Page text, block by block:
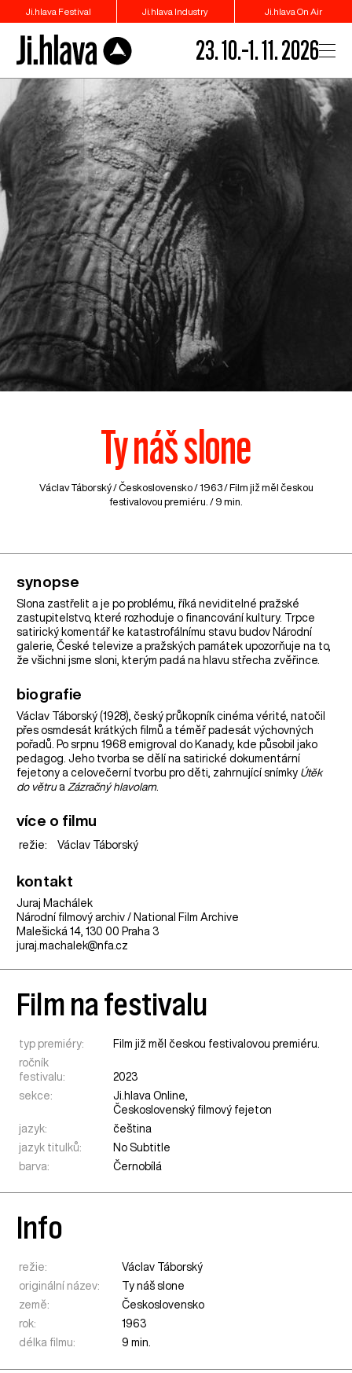
Ji.hlava Festival Ji.hlava Industry Ji.hlava On Air
23. 10.–1. 11. 2026
Ty náš slone
Václav Táborský /Československo/ 1963 / Film již měl českou
festivalovou premiéru. / 9 min.
synopse
Slona zastřelit a je po problému, říká neviditelné pražské
zastupitelstvo, které rozhoduje o financování kultury. Trpce
satirický komentář ke katastrofálnímu stavu budov Národní
galerie, České televize a pražských památek upozorňuje na to,
že všichni jsme sloni, kterým padá na hlavu střecha zvěřince.
biografie
Václav Táborský (1928), český průkopník cinéma vérité, natočil
přes osmdesát krátkých filmů a téměř padesát výchovných
pořadů. Po srpnu 1968 emigroval do Kanady, kde působil jako
pedagog. Jeho tvorba se dělí na satirické dokumentární
fejetony a celovečerní tvorbu pro děti, zahrnující snímky Útěk
do větrua Zázračný hlavolam.
více o filmu
režie: Václav Táborský
kontakt
Juraj Machálek
Národní filmový archiv / National Film Archive
Malešická 14, 130 00 Praha 3
juraj.machalek@nfa.cz
Film na festivalu
typ premiéry:
Film již měl českou festivalovou premiéru.
ročník
festivalu:
2023
sekce:
Ji.hlava Online,
Československý filmový fejeton
jazyk:
čeština
jazyk titulků:
No Subtitle
barva:
Černobílá
Info
režie:
Václav Táborský
originální název:
Ty náš slone
země:
Československo
rok:
1963
délka filmu:
9 min.